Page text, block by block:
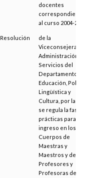
docentes
correspondiente
al curso 2004-2005
Resolución
de la
Viceconsejera de
Administración y
Servicios del
Departamento de
Educación, Política
Lingüística y
Cultura, por la que
se regula la fase de
prácticas para el
ingreso en los
Cuerpos de
Maestras y
Maestros y de
Profesores y
Profesoras de